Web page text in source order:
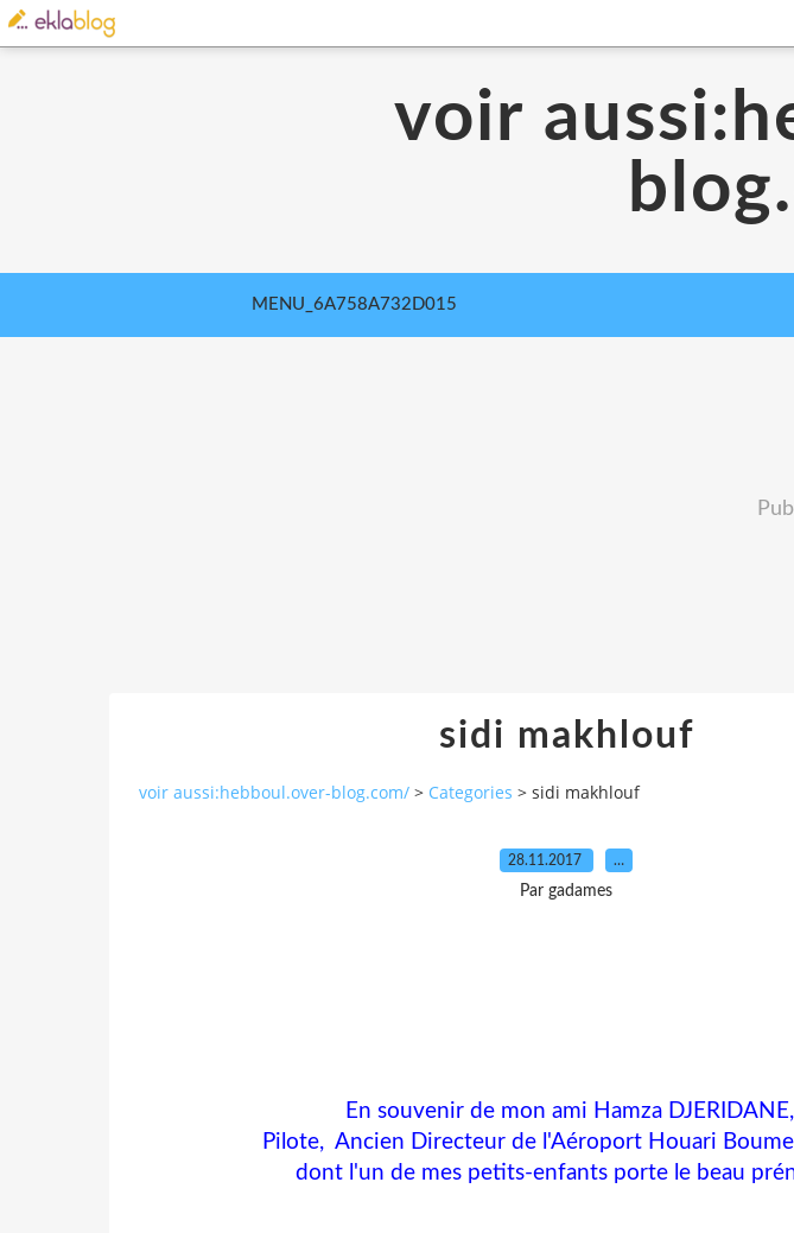
voir
MENU_6A758A732D015
sidi makhlouf
voir aussi:hebboul.over-blog.com/ > Categories > sidi makhlouf
28.11.2017 …
Par gadames
En souvenir de mon ami Hamza DJERIDANE,
Pilote, Ancien Directeur de l'Aéroport Houari
dont l'un de mes petits-enfants porte le beau